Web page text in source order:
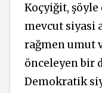
Koçyiğit, şöyle
mevcut siyasi
rağmen umut
önceleyen bir
Demokratik